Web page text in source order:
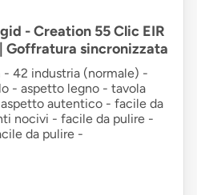
- Creation 55 Clic EIR
Goffratura sincronizzata
- 42 industria (normale) -
- aspetto legno - tavola
autentico - facile da
nocivi - facile da pulire -
da pulire -